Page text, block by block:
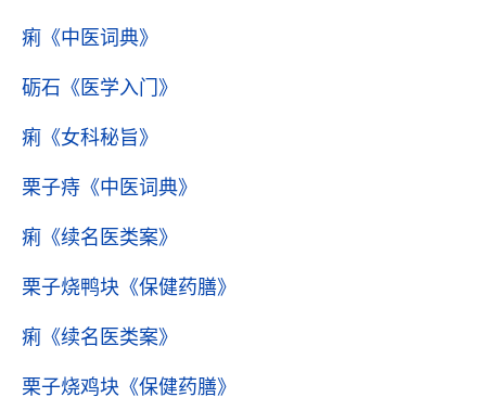
痢 《中医词典》
砺石 《医学入门》
痢 《女科秘旨》
栗子痔 《中医词典》
痢 《续名医类案》
栗子烧鸭块 《保健药膳》
痢 《续名医类案》
栗子烧鸡块 《保健药膳》